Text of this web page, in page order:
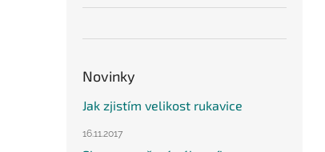
Novinky
Jak zjistím velikost rukavice
16.11.2017